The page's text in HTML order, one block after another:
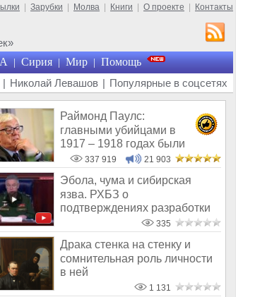
Зарубки Молва Книги О проекте Контакты
| Сирия | Мир | Помощь
| Николай Левашов | Популярные в соцсетях
Раймонд Паулс:
главными убийцами в
1917 – 1918 годах были
латыши и евреи, а не русс
337 919 21 903
Эбола, чума и сибирская
язва. РХБЗ о
подтверждениях разработки
биологического оружи
335
Драка стенка на стенку и
сомнительная роль личности
в ней
1 131